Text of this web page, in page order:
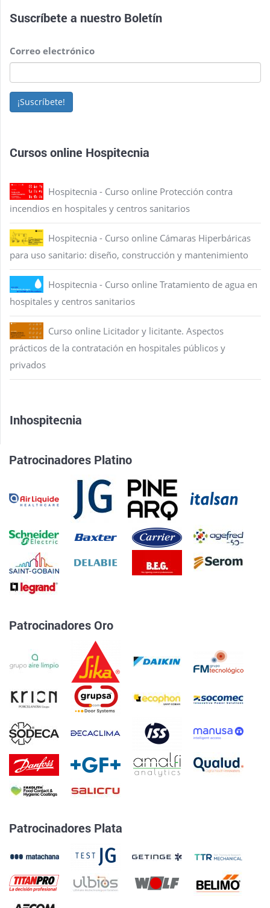
Suscríbete a nuestro Boletín
Correo electrónico
¡Suscríbete!
Cursos online Hospitecnia
Hospitecnia - Curso online Protección contra
incendios en hospitales y centros sanitarios
Hospitecnia - Curso online Cámaras Hiperbáricas
para uso sanitario: diseño, construcción y mantenimiento
Hospitecnia - Curso online Tratamiento de agua en
hospitales y centros sanitarios
Curso online Licitador y licitante. Aspectos
prácticos de la contratación en hospitales públicos y
privados
Inhospitecnia
Patrocinadores Platino
Patrocinadores Oro
Patrocinadores Plata